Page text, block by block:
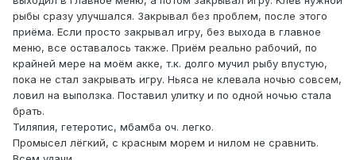
рыбы сразу улучшался. Закрывал без проблем, после этого
приёма. Если просто закрывал игру, без выхода в главное
меню, все оставалось также. Приём реально рабочий, по
крайней мере на моём акке, т.к. долго мучил рыбу впустую,
пока не стал закрывать игру. Ньяса не клевала ночью совсем,
ловил на выползка. Поставил улитку и по одной ночью стала
брать.
Тиляпия, гетеротис, мбамба оч. легко.
Промысел лёгкий, с красным морем и нилом не сравнить.